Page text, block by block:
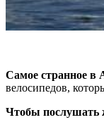
Самое странное в
велосипедов,
Чтобы послушать